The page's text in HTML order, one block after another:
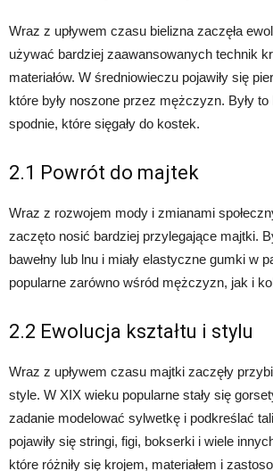
Wraz z upływem czasu bielizna zaczęła
używać bardziej zaawansowanych technik
materiałów. W średniowieczu pojawiły się
które były noszone przez mężczyzn. Były to
spodnie, które sięgały do kostek.
2.1 Powrót do majtek
Wraz z rozwojem mody i zmianami
zaczęto nosić bardziej przylegające majtki.
bawełny lub lnu i miały elastyczne gumki w
popularne zarówno wśród mężczyzn, jak i
2.2 Ewolucja kształtu i stylu
Wraz z upływem czasu majtki zaczęły
style. W XIX wieku popularne stały się
zadanie modelować sylwetkę i podkreślać
pojawiły się stringi, figi, bokserki i wiele
które różniły się krojem, materiałem i